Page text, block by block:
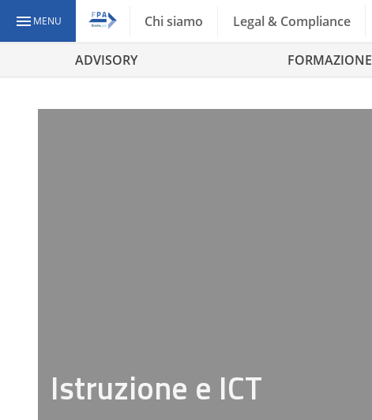
MENU Chi siamo Legal & Compliance
ADVISORY FORMAZIONE
Istruzione e ICT